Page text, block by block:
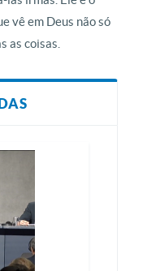
vê em Deus não só
as coisas.